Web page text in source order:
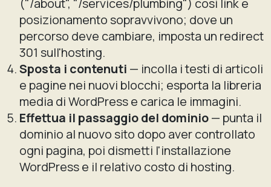
("/about", "/services/plumbing") così link e
posizionamento sopravvivono; dove un
percorso deve cambiare, imposta un redirect
301 sull'hosting.
Sposta i contenuti — incolla i testi di articoli
e pagine nei nuovi blocchi; esporta la libreria
media di WordPress e carica le immagini.
Effettua il passaggio del dominio— punta il
dominio al nuovo sito dopo aver controllato
ogni pagina, poi dismetti l'installazione
WordPress e il relativo costo di hosting.